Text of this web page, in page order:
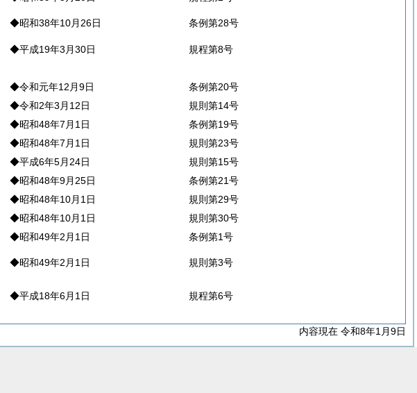
◆昭和38年10月26日 条例第28号
◆平成19年3月30日
規程第8号
◆令和元年12月9日
条例第20号
◆令和2年3月12日
規則第14号
◆昭和48年7月1日
条例第19号
◆昭和48年7月1日
規則第23号
◆平成6年5月24日
規則第15号
◆昭和48年9月25日
条例第21号
◆昭和48年10月1日
規則第29号
◆昭和48年10月1日
規則第30号
◆昭和49年2月1日
条例第1号
◆昭和49年2月1日 規則第3号
◆平成18年6月1日 規程第6号
内容現在 令和8年1月9日